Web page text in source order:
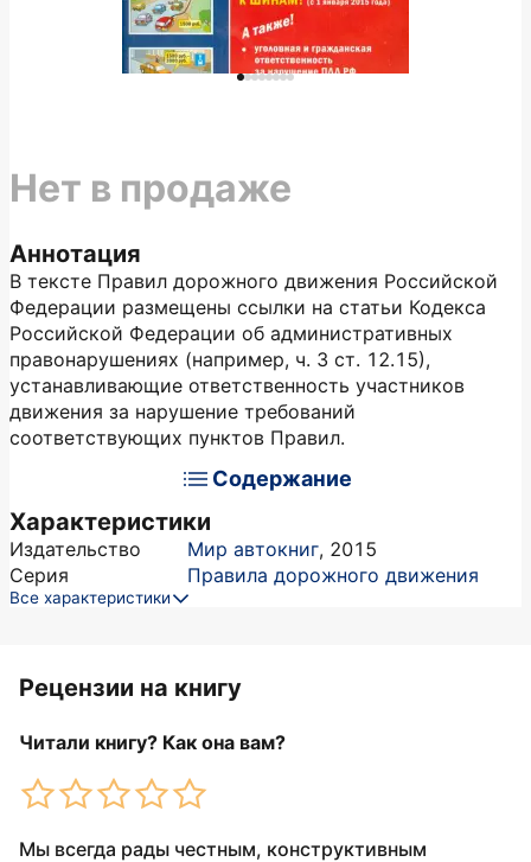
Аннотация
В тексте Правил дорожного движения Российской
Федерации размещены ссылки на статьи Кодекса
Российской Федерации об административных
правонарушениях (например, ч. 3 ст. 12.15),
устанавливающие ответственность участников
движения за нарушение требований
соответствующих пунктов Правил.
Содержание
Характеристики
Издательство Мир автокниг, 2015
Серия
Правила дорожного движения
Все характеристики
Нет в продаже
Рецензии на книгу
Читали книгу? Как она вам?
Мы всегда рады честным, конструктивным